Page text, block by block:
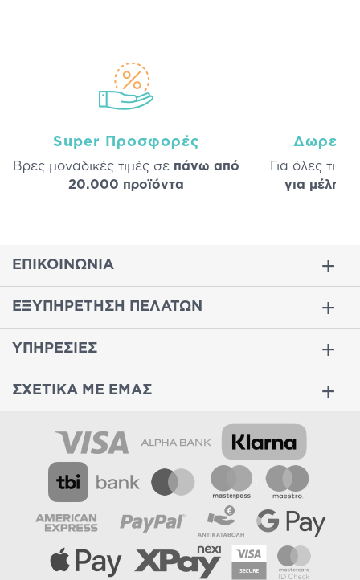
Super Προσφορές
Βρες μοναδικές τιμές σε πάνω από
20.000 προϊόντα
Δωρεάν
Για όλες τις
για μέλη
ΕΠΙΚΟΙΝΩΝΙΑ
ΕΞΥΠΗΡΕΤΗΣΗ ΠΕΛΑΤΩΝ
ΥΠΗΡΕΣΙΕΣ
ΣΧΕΤΙΚΑ ΜΕ ΕΜΑΣ